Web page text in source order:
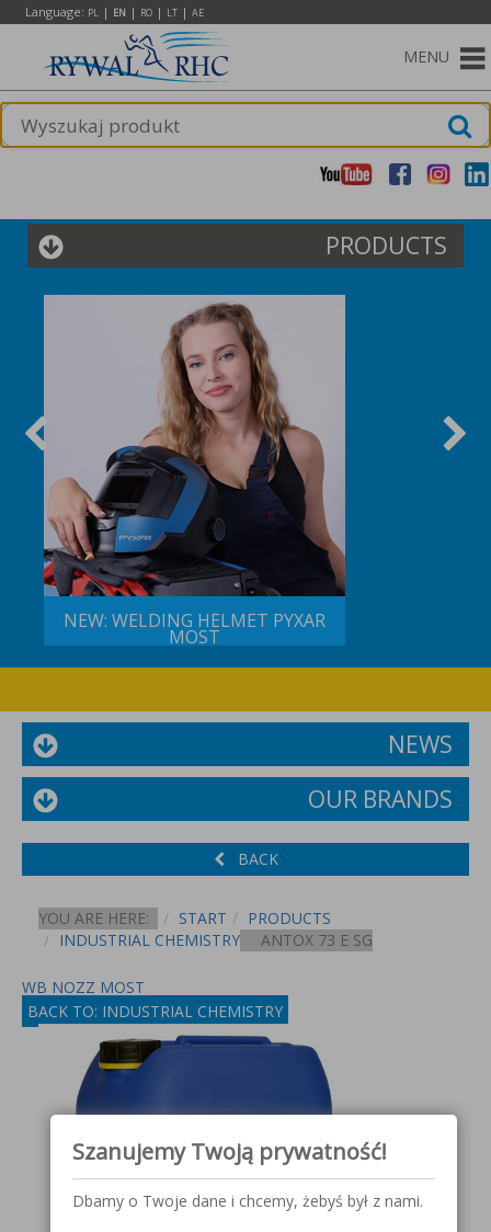
Language: PL | EN | RO | LT | AE
MENU
PRODUCTS
NEW: WELDING HELMET PYXAR
MOST
NEWS
OUR BRANDS
BACK
YOU ARE HERE: START
PRODUCTS
INDUSTRIAL CHEMISTRY
ANTOX 73 E SG
WB NOZZ MOST
BACK TO: INDUSTRIAL CHEMISTRY
Szanujemy Twoją prywatność!
Dbamy o Twoje dane i chcemy, żebyś był z nami.